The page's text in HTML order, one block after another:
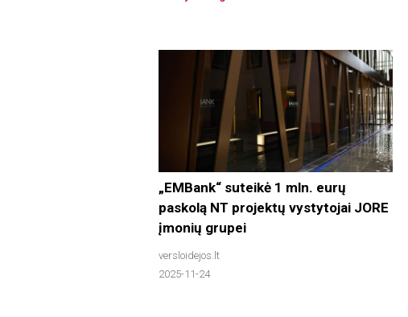
„EMBank“ suteikė 1 mln. eurų
paskolą NT projektų vystytojai JORE
įmonių grupei
versloidejos.lt
2025-11-24